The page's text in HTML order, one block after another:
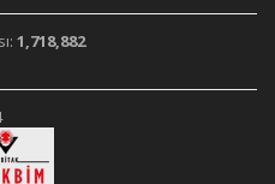
1,718,882